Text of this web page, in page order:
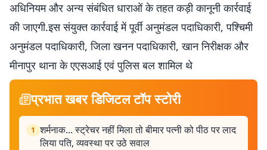
अधिनियम और अन्य संबंधित धाराओं के तहत कड़ी कानूनी कार्रवाई
की जाएगी.इस संयुक्त कार्रवाई में पूर्वी अनुमंडल पदाधिकारी, पश्चिमी
अनुमंडल पदाधिकारी, जिला खनन पदाधिकारी, खान निरीक्षक और
मीनापुर थाना के एएसआई एवं पुलिस बल शामिल थे
प्रभात खबर डिजिटल टॉप स्टोरी
1 शर्मनाक... स्ट्रेचर नहीं मिला तो बीमार पत्नी को पीठ पर लाद
लिया पति, व्यवस्था पर उठे सवाल